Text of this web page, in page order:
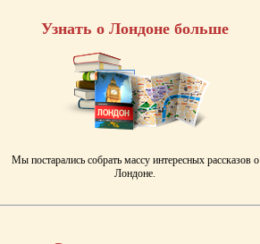
Узнать о Лондоне больше
Мы постарались собрать массу интересных рассказов о
Лондоне.